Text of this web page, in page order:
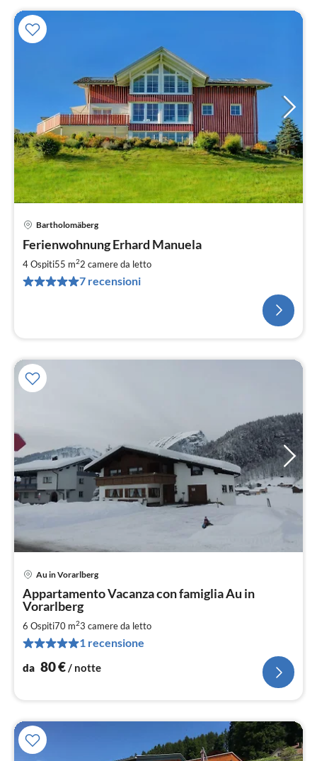
Bartholomäberg
Ferienwohnung Erhard Manuela
4 Ospiti55 m22 camere da letto
7 recensioni
Au in Vorarlberg
Appartamento Vacanza con famiglia Au in
Vorarlberg
6 Ospiti70 m23 camere da letto
1 recensione
da 80€/ notte